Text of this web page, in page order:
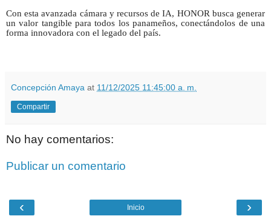
Con esta avanzada cámara y recursos de IA, HONOR busca generar
un valor tangible para todos los panameños, conectándolos de una
forma innovadora con el legado del país.
Concepción Amaya at 11/12/2025 11:45:00 a. m.
Compartir
No hay comentarios:
Publicar un comentario
‹ ›
Inicio